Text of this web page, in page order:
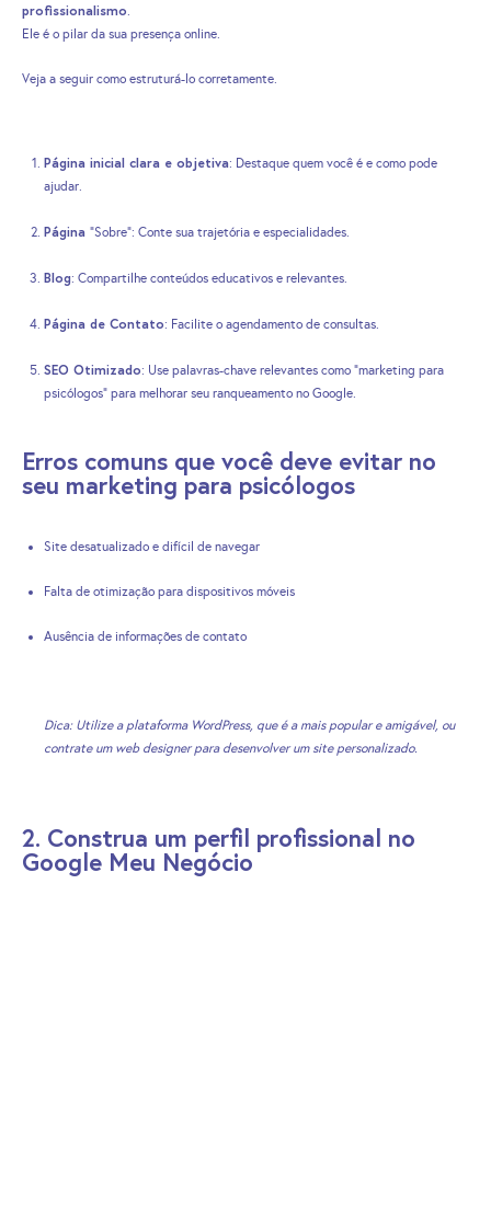
profissionalismo
Ele é o pilar da sua presença online.
Veja a seguir como estruturá-lo corretamente.
Página inicial clara e objetiva: Destaque quem você é e como pode
ajudar.
Página “Sobre”: Conte sua trajetória e especialidades.
Blog: Compartilhe conteúdos educativos e relevantes.
Página de Contato: Facilite o agendamento de consultas.
SEO Otimizado: Use palavras-chave relevantes como “marketing para
psicólogos” para melhorar seu ranqueamento no Google.
Erros comuns que você deve evitar no
seu marketing para psicólogos
Site desatualizado e difícil de navegar
Falta de otimização para dispositivos móveis
Ausência de informações de contato
Dica: Utilize a plataforma WordPress, que é a mais popular e amigável, ou
contrate um web designer para desenvolver um site personalizado.
2. Construa um perfil profissional no
Google Meu Negócio